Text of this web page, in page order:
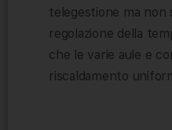
telegestione ma non
regolazione della
che le varie aule e
riscaldamento